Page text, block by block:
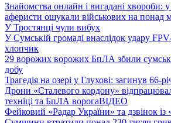
Знайомства онлайн і вигадані хвороби:
аферисти ошукали військових на понад
У Тростянці чули вибух
У Сумській громаді внаслідок удару
хлопчик
29 ворожих ворожих БпЛА збили
добу
Трагедія на озері у Глухові: загинув 66-
Дрони «Сталевого кордону»
техніці та БпЛА ворогаВІДЕО
Фейковий «Радар України» та дзвінок із